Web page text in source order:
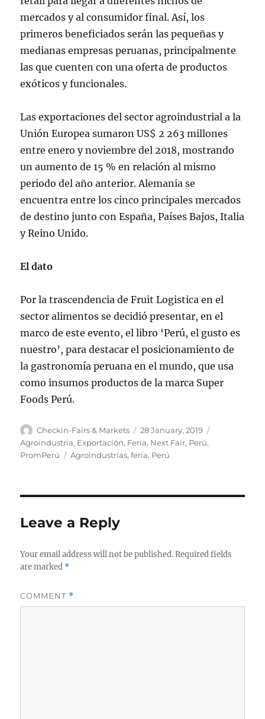
mercados y al consumidor final. Así, los
primeros beneficiados serán las pequeñas y
medianas empresas peruanas, principalmente
las que cuenten con una oferta de productos
exóticos y funcionales.
Las exportaciones del sector agroindustrial a la
Unión Europea sumaron US$ 2 263 millones
entre enero y noviembre del 2018, mostrando
un aumento de 15 % en relación al mismo
periodo del año anterior. Alemania se
encuentra entre los cinco principales mercados
de destino junto con España, Países Bajos, Italia
y Reino Unido.
El dato
Por la trascendencia de Fruit Logistica en el
sector alimentos se decidió presentar, en el
marco de este evento, el libro ‘Perú, el gusto es
nuestro’, para destacar el posicionamiento de
la gastronomía peruana en el mundo, que usa
como insumos productos de la marca Super
Foods Perú.
Author
Checkin-Fairs & Markets
Posted
on
28 January, 2019
Agroindustria, Exportación, Feria, Next Fair, Perú,
PromPerú
Tags
Agroindustrias,feria, Perú
Leave a Reply
Your email address will not be published. Required fields
are marked *
COMMENT *